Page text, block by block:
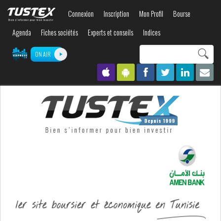
contenu
Connexion Inscription Mon Profil
Bourse
Agenda
Fiches sociétés Experts et conseils Indices
ON AIR
recherche